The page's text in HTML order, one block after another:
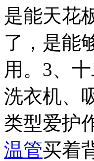
是能天花
了，是能
用。3、
洗衣机、
类型爱护
温管买着